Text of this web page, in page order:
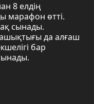
8 елдің
марафон өтті.
сынады.
да алғаш
бар